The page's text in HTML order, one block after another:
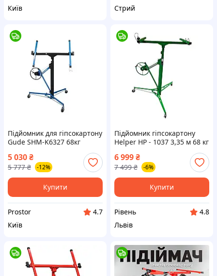
Київ
Стрий
Підйомник для гіпсокартону
Gude SHM-K6327 68кг
обладнання для швидкого
та безпечного
встановлення
гіпсокартонних плит
5 030₴
5 777 ₴ -12%
Купити
Prostor
4.7
Київ
Підйомник гіпсокартону
Helper HP - 1037 3,35 м 68 кг
гіпсокартону підйомник
гіпсових панелей
6 999₴
7 499 ₴ -6%
Купити
Рівень
4.8
Львів